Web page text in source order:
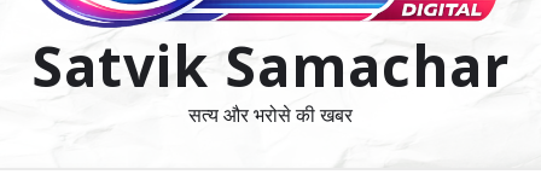
Satvik Samachar
सत्य और भरोसे की खबर